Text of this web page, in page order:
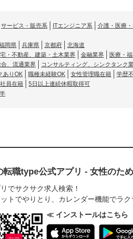
サービス・販売系 ITエンジニア系 介護・医療
岡県 兵庫県 京都府
北海道
・不動産、建築・土木業界 金融業界 医療・
、流通業界
コンサルティング、シンクタンク
ありOK 職種未経験OK 女性管理職在籍 学歴
員在籍
5日以上連続休暇取得可
転職type公式アプリ - 女性のた
でサクサク求人検索！
トでやりとり、カレンダー機能でラク
≪ インストールはこちら